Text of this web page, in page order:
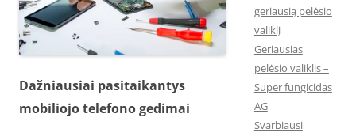
Dažniausiai pasitaikantys
mobiliojo telefono gedimai
geriausią pelėsio
valiklį
Geriausias
pelėsio valiklis –
Super fungicidas
AG
Svarbiausi